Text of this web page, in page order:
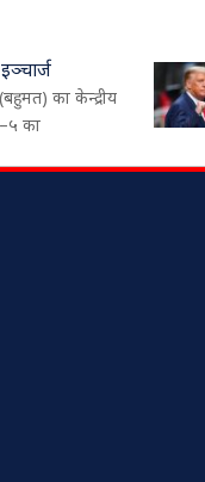
का केन्द्रीय
का